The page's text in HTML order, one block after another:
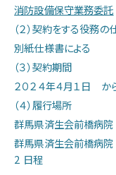
診療部門
看護部の
医療技術
消防設備保守業務委託
（２）契約をする役務の
別紙仕様書による
（３）契約期間
２０２４年４月１日 か
（４）履行場所
群馬県済生会前橋病
群馬県済生会前橋病院
2 日程